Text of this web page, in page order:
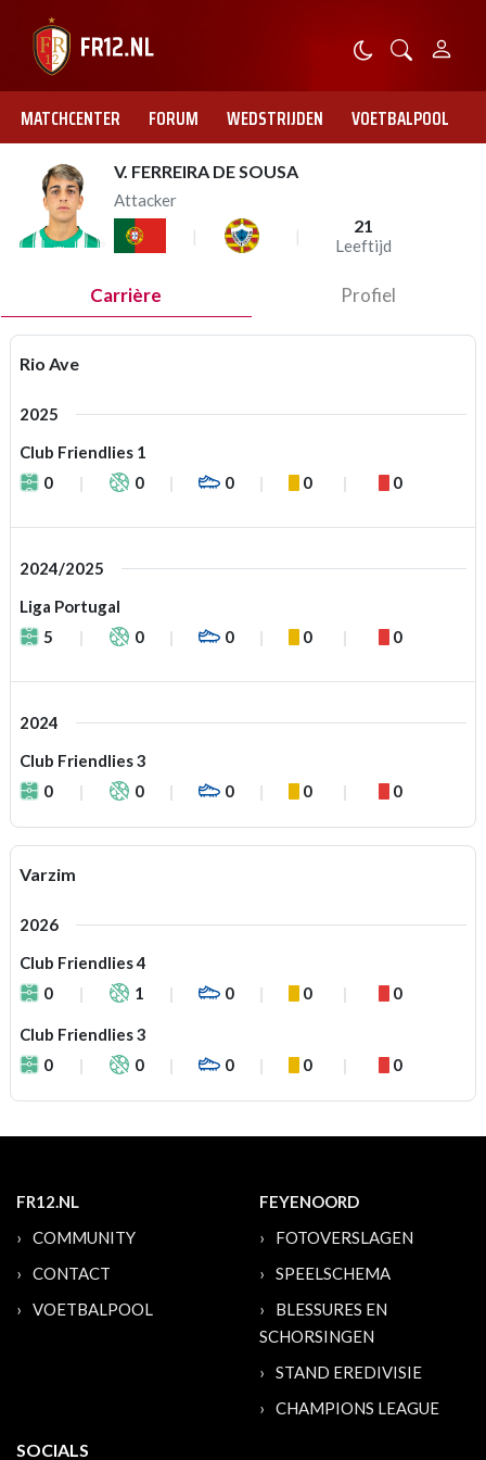
MATCHCENTER FORUM WEDSTRIJDEN VOETBALPOOL
V. FERREIRA DE SOUSA
Attacker
21
Leeftijd
Carrière Profiel
Rio Ave
2025
Club Friendlies 1
0
0 0 0 0
2024/2025
Liga Portugal
5
0 0 0 0
2024
Club Friendlies 3
0
0 0 0 0
Varzim
2026
Club Friendlies 4
0
1 0 0 0
Club Friendlies 3
0
0 0 0 0
FR12.NL
COMMUNITY
CONTACT
VOETBALPOOL
FEYENOORD
FOTOVERSLAGEN
SPEELSCHEMA
BLESSURES EN
SCHORSINGEN
STAND EREDIVISIE
CHAMPIONS LEAGUE
SOCIALS